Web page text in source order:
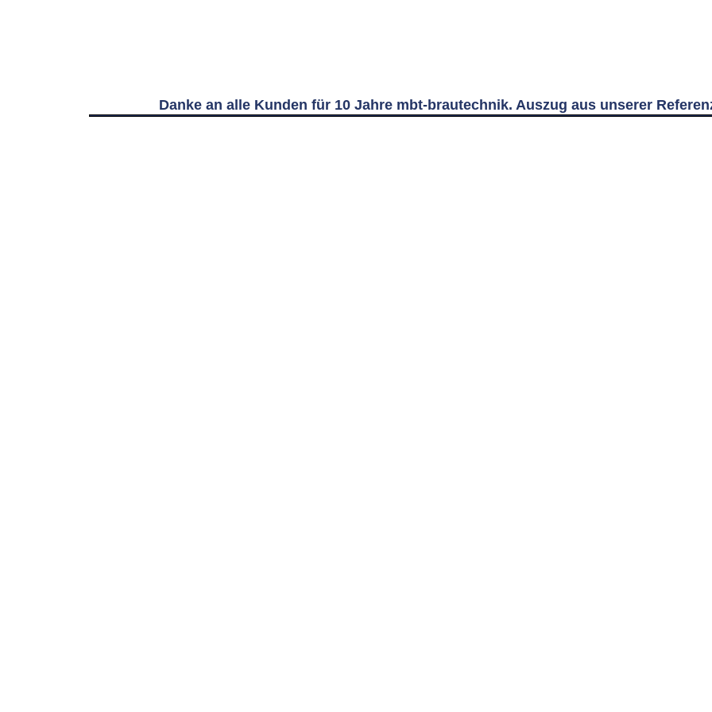
Danke an alle Kunden für 10 Jahre mbt-brautechnik. Auszug aus unserer